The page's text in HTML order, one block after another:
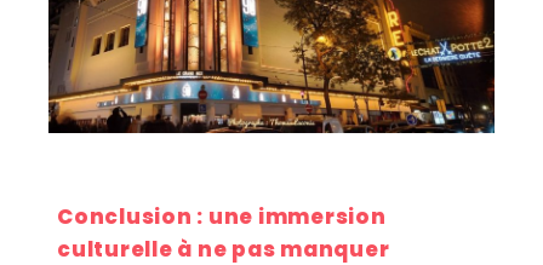
Conclusion : une immersion
culturelle à ne pas manquer